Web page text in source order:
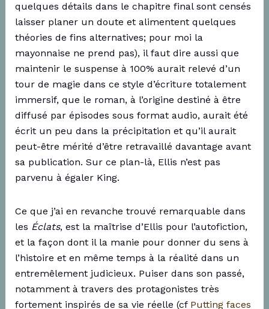
quelques détails dans le chapitre final sont censés
laisser planer un doute et alimentent quelques
théories de fins alternatives; pour moi la
mayonnaise ne prend pas), il faut dire aussi que
maintenir le suspense à 100% aurait relevé d’un
tour de magie dans ce style d’écriture totalement
immersif, que le roman, à l’origine destiné à être
diffusé par épisodes sous format audio, aurait été
écrit un peu dans la précipitation et qu’il aurait
peut-être mérité d’être retravaillé davantage avant
sa publication. Sur ce plan-là, Ellis n’est pas
parvenu à égaler King.
Ce que j’ai en revanche trouvé remarquable dans
les Éclats, est la maîtrise d’Ellis pour l’autofiction,
et la façon dont il la manie pour donner du sens à
l’histoire et en même temps à la réalité dans un
entremêlement judicieux. Puiser dans son passé,
notamment à travers des protagonistes très
fortement inspirés de sa vie réelle (cf Putting faces